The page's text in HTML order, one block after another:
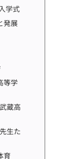
学式
発展
等学
蔵高
生た
育